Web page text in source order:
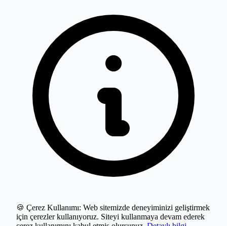
🍪 Çerez Kullanımı: Web sitemizde deneyiminizi geliştirmek
için çerezler kullanıyoruz. Siteyi kullanmaya devam ederek